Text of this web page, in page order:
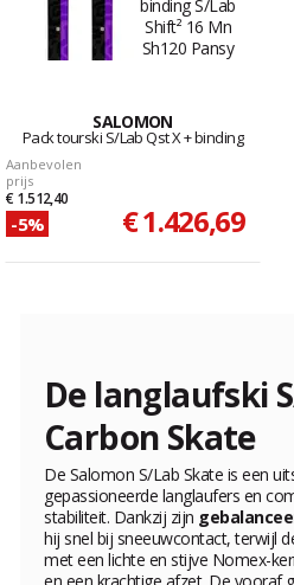
SALOMON
Pack tourski S/Lab Qst X + binding
Aanbevolen
prijs
€ 1.512,40
-5% € 1.426,69
De langlaufski
Carbon Skate
De Salomon S/Lab Skate is een
gepassioneerde langlaufers en
stabiliteit. Dankzij zijn
hij snel bij sneeuwcontact, terwijl
met een lichte en stijve Nomex-